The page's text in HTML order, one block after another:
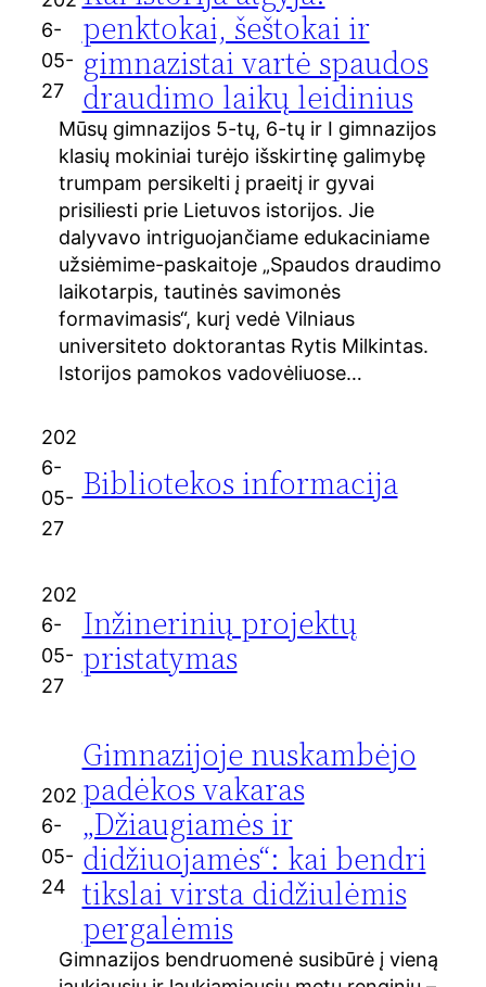
6-
05-
27
penktokai, šeštokai ir
gimnazistai vartė spaudos
draudimo laikų leidinius
Mūsų gimnazijos 5-tų, 6-tų ir I gimnazijos
klasių mokiniai turėjo išskirtinę galimybę
trumpam persikelti į praeitį ir gyvai
prisiliesti prie Lietuvos istorijos. Jie
dalyvavo intriguojančiame edukaciniame
užsiėmime-paskaitoje „Spaudos draudimo
laikotarpis, tautinės savimonės
formavimasis“, kurį vedė Vilniaus
universiteto doktorantas Rytis Milkintas.
Istorijos pamokos vadovėliuose…
202
6-
05-
27
Bibliotekos informacija
202
6-
05-
27
Inžinerinių projektų
pristatymas
202
6-
05-
24
Gimnazijoje nuskambėjo
padėkos vakaras
„Džiaugiamės ir
didžiuojamės“: kai bendri
tikslai virsta didžiulėmis
pergalėmis
Gimnazijos bendruomenė susibūrė į vieną